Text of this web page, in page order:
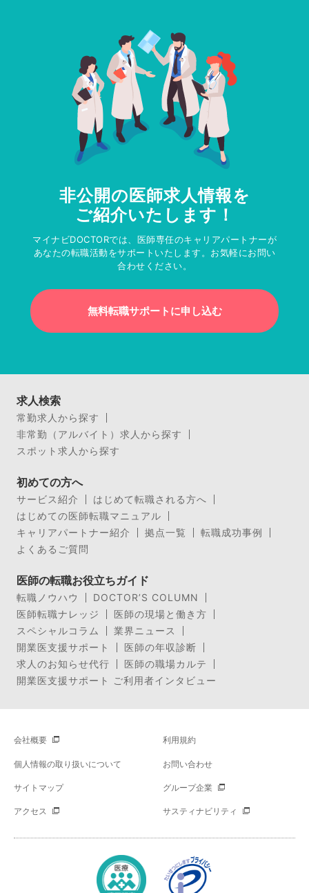
非公開の医師求人情報を
ご紹介いたします！
マイナビDOCTORでは、医師専任のキャリアパートナーが
あなたの転職活動をサポートいたします。お気軽にお問い
合わせください。
無料転職サポートに申し込む
求人検索
常勤求人から探す
非常勤（アルバイト）求人から探す
スポット求人から探す
初めての方へ
サービス紹介
はじめて転職される方へ
はじめての医師転職マニュアル
キャリアパートナー紹介
拠点一覧
転職成功事例
よくあるご質問
医師の転職お役立ちガイド
転職ノウハウ
DOCTOR’S COLUMN
医師転職ナレッジ
医師の現場と働き方
スペシャルコラム
業界ニュース
開業医支援サポート
医師の年収診断
求人のお知らせ代行
医師の職場カルテ
開業医支援サポート ご利用者インタビュー
会社概要 利用規約
個人情報の取り扱いについて お問い合わせ
サイトマップ グループ企業
アクセス サスティナビリティ